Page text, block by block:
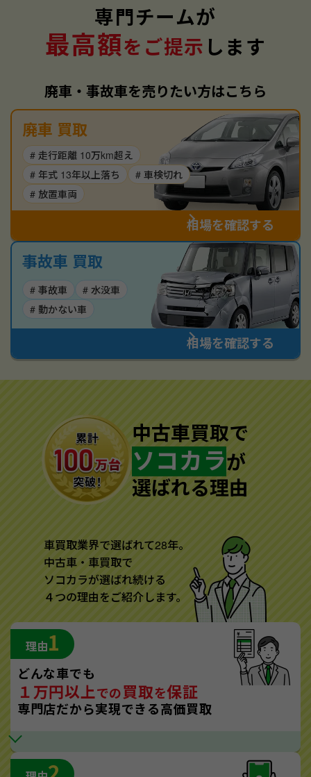
専門チームが
最高額をご提示 します
廃車・事故車を売りたい方はこちら
廃車 買取
# 走行距離 10万km超え
# 年式 13年以上落ち
# 車検切れ
# 放置車両
相場を確認する
事故車 買取
# 事故車
# 水没車
# 動かない車
相場を確認する
中古車買取で
ソコカラが
選ばれる理由
車買取業界で選ばれて28年。
中古車・車買取で
ソコカラが選ばれ続ける
４つの理由をご紹介します。
理由1
どんな車でも
１万円以上での買取を保証
専門店だから実現できる高価買取